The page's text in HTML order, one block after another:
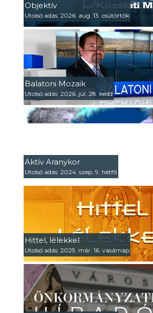
Objektív
Utolsó adás: 2026. aug. 13. csütörtök
Balatoni Mozaik
Utolsó adás: 2026. júl. 28. kedd
Aktív Aranykor
Utolsó adás: 2024. szep. 9. hétfő
Hittel, lélekkel
Utolsó adás: 2025. már. 16. vasárnap